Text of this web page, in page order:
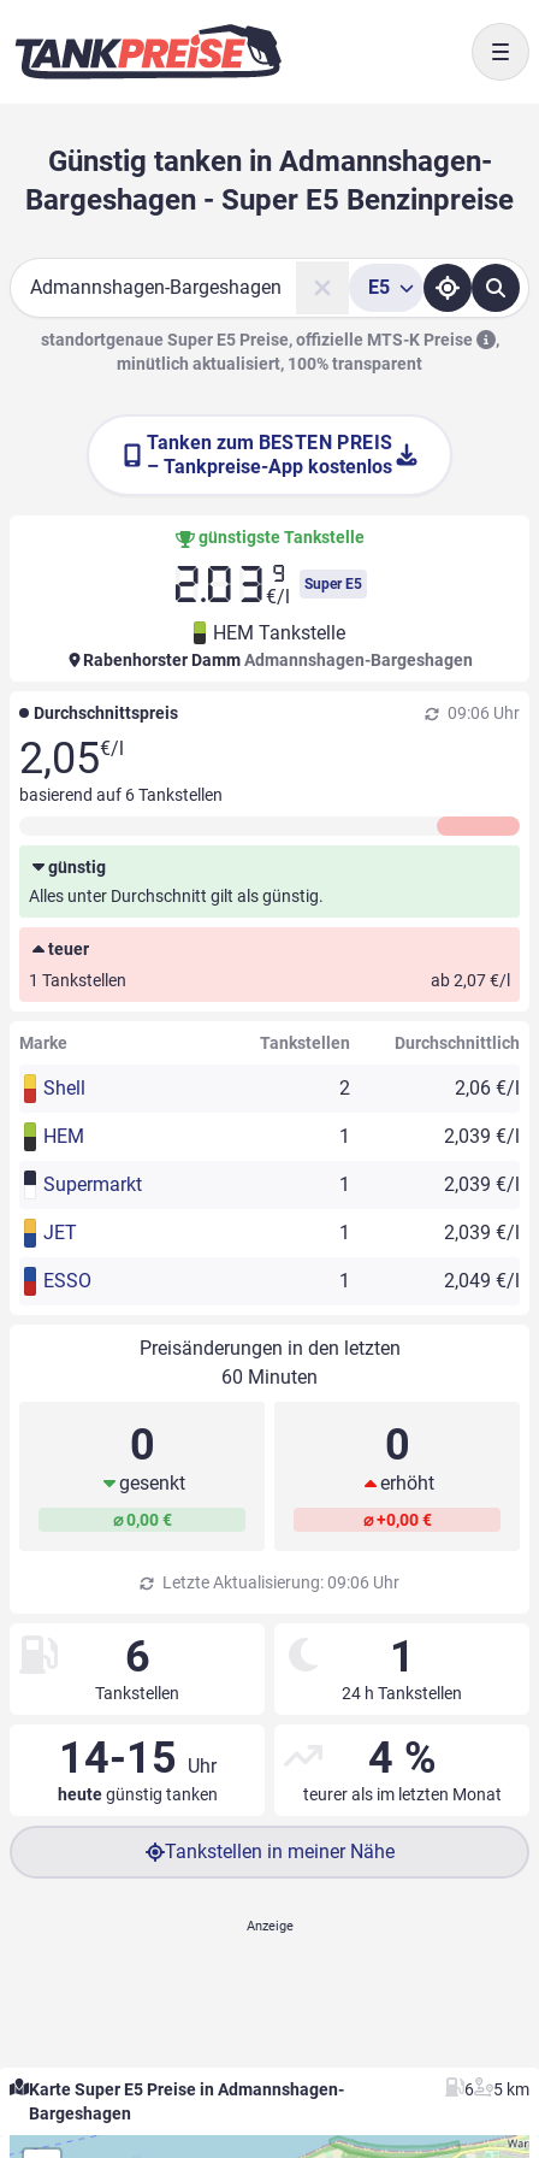
Günstig tanken in Admannshagen-
Bargeshagen - Super E5 Benzinpreise
Suche
E5
standortgenaue Super E5 Preise, offizielle MTS-K Preise
,
minütlich aktualisiert, 100% transparent
Tanken zum BESTEN PREIS
– Tankpreise-App kostenlos
günstigste Tankstelle
2.03 9
€/l
Super E5
HEM Tankstelle
Rabenhorster DammAdmannshagen-Bargeshagen
Durchschnittspreis 09:06 Uhr
2,05€/l
basierend auf 6Tankstellen
günstig
Alles unter Durchschnitt gilt als günstig.
teuer
1 Tankstellen
ab 2,07 €/l
Marke Tankstellen Durchschnittlich
Shell 2 2,06 €/l
HEM 1 2,039 €/l
Supermarkt 1 2,039 €/l
JET 1 2,039 €/l
ESSO 1 2,049 €/l
Preisänderungen in den letzten
60 Minuten
0
gesenkt
⌀ 0,00 €
0
erhöht
⌀ +0,00 €
Letzte Aktualisierung: 09:06 Uhr
6
Tankstellen
1
24 h Tankstellen
14-15 Uhr
heutegünstig tanken
4 %
teurer als im letzten Monat
Tankstellen in meiner Nähe
Karte Super E5 Preise in Admannshagen-
Bargeshagen
6 5 km